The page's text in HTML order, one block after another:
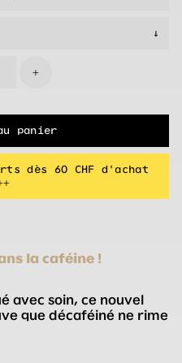
+
panier
dès 60 CHF d'achat
la caféine !
avec soin, ce nouvel
que décaféiné ne rime